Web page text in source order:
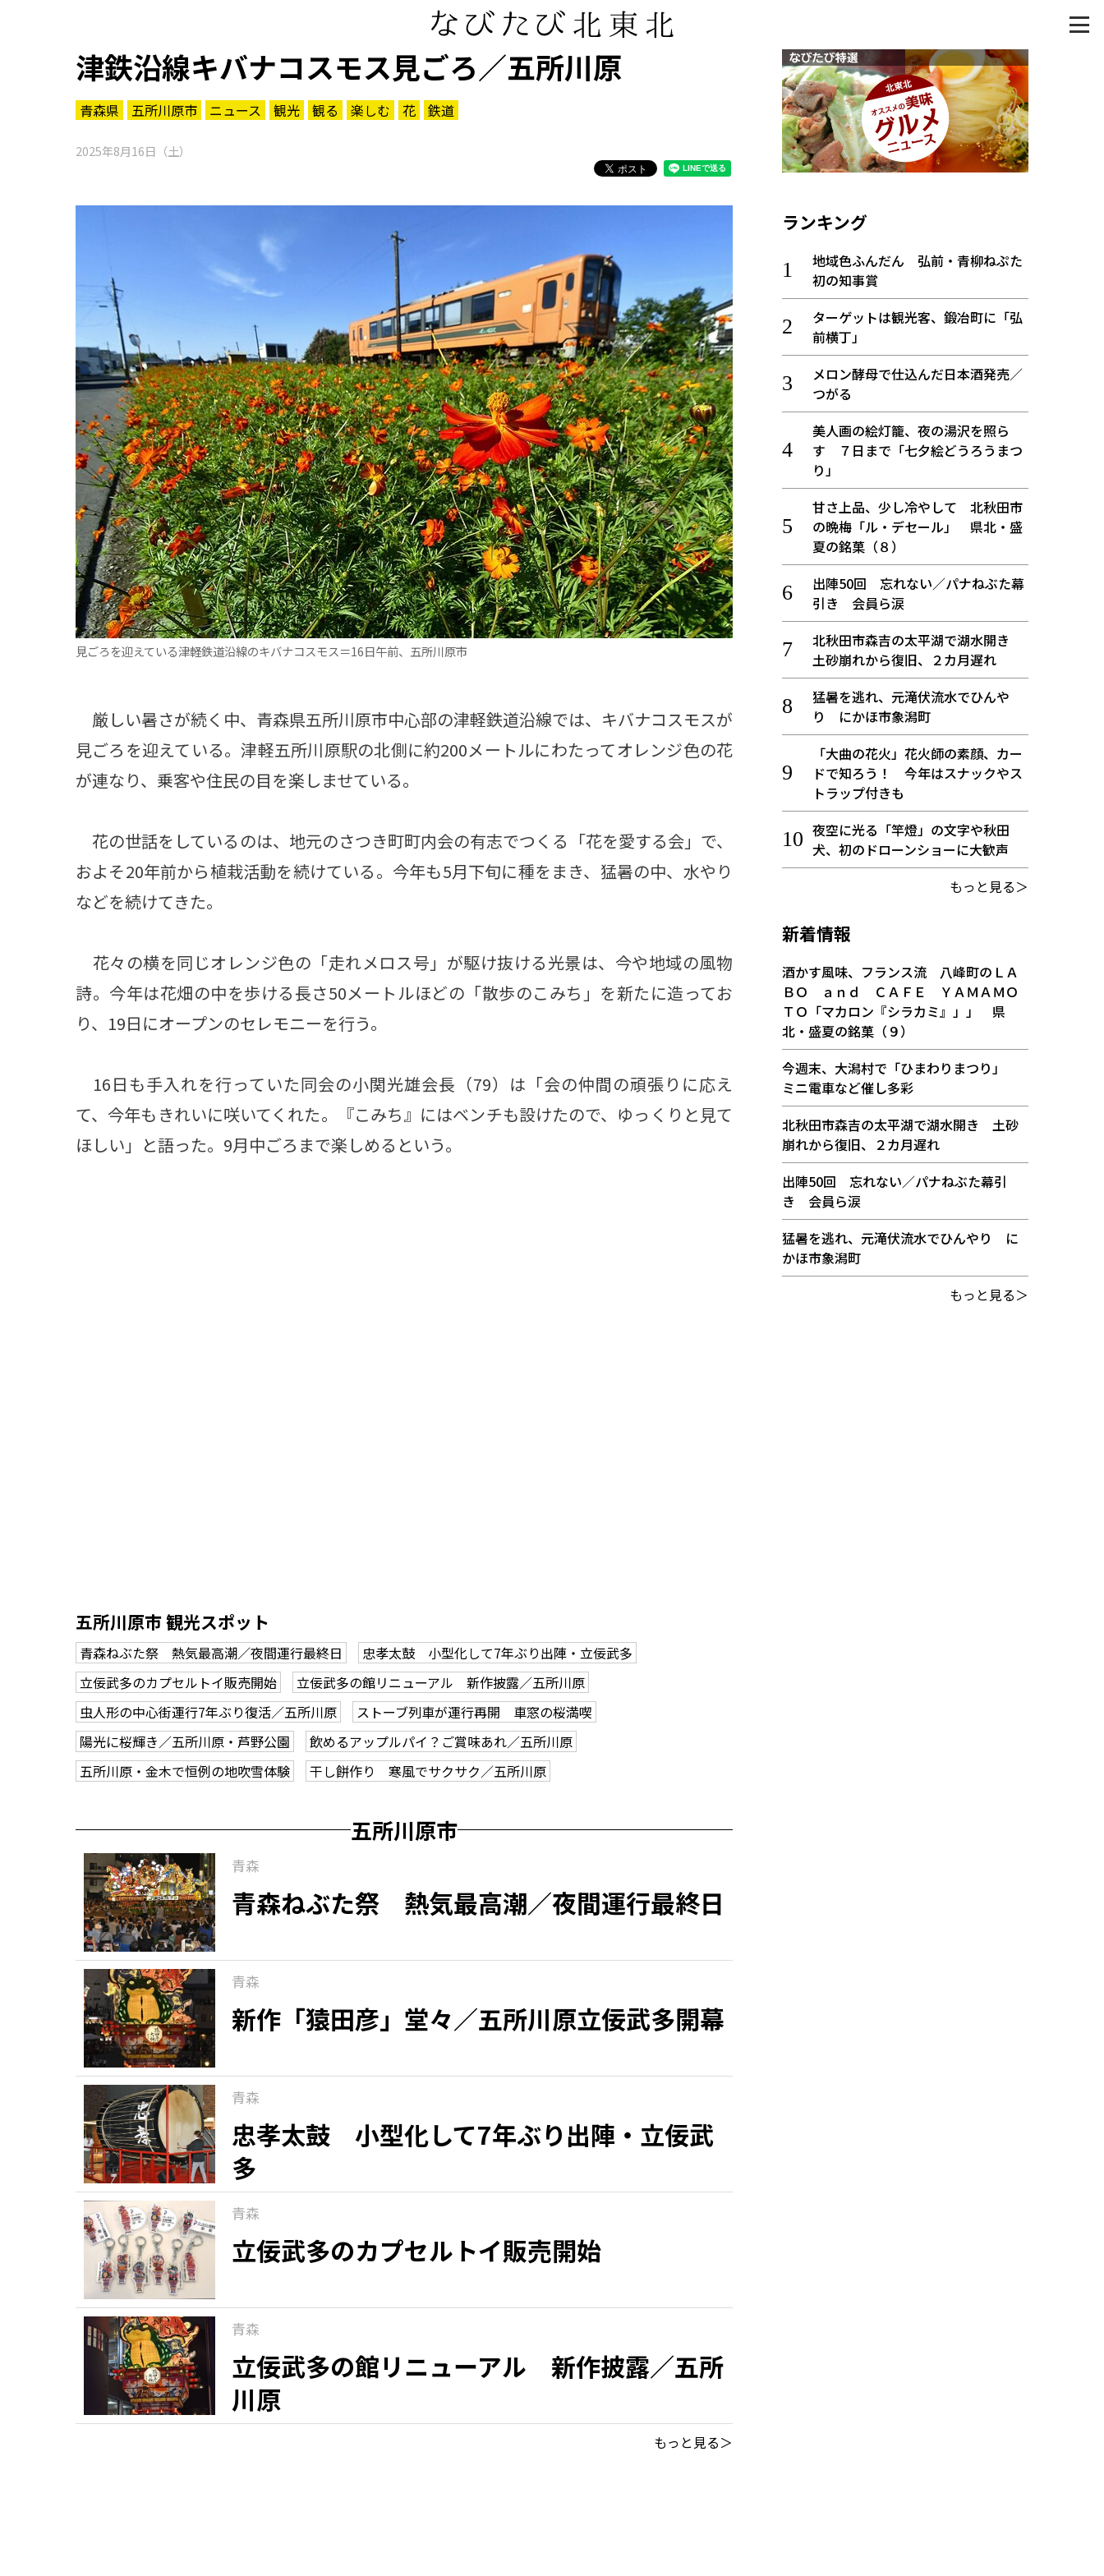
津鉄沿線キバナコスモス見ごろ／五所川原
青森県 五所川原市 ニュース 観光 観る 楽しむ 花 鉄道
2025年8月16日（土）
見ごろを迎えている津軽鉄道沿線のキバナコスモス＝16日午前、五所川原市
厳しい暑さが続く中、青森県五所川原市中心部の津軽鉄道沿線では、キバナコスモスが
見ごろを迎えている。津軽五所川原駅の北側に約200メートルにわたってオレンジ色の花
が連なり、乗客や住民の目を楽しませている。
花の世話をしているのは、地元のさつき町町内会の有志でつくる「花を愛する会」で、
およそ20年前から植栽活動を続けている。今年も5月下旬に種をまき、猛暑の中、水やり
などを続けてきた。
花々の横を同じオレンジ色の「走れメロス号」が駆け抜ける光景は、今や地域の風物
詩。今年は花畑の中を歩ける長さ50メートルほどの「散歩のこみち」を新たに造ってお
り、19日にオープンのセレモニーを行う。
16日も手入れを行っていた同会の小関光雄会長（79）は「会の仲間の頑張りに応え
て、今年もきれいに咲いてくれた。『こみち』にはベンチも設けたので、ゆっくりと見て
ほしい」と語った。9月中ごろまで楽しめるという。
五所川原市 観光スポット
青森ねぶた祭 熱気最高潮／夜間運行最終日
忠孝太鼓 小型化して7年ぶり出陣・立佞武多
立佞武多のカプセルトイ販売開始
立佞武多の館リニューアル 新作披露／五所川原
虫人形の中心街運行7年ぶり復活／五所川原
ストーブ列車が運行再開 車窓の桜満喫
陽光に桜輝き／五所川原・芦野公園
飲めるアップルパイ？ご賞味あれ／五所川原
五所川原・金木で恒例の地吹雪体験
干し餅作り 寒風でサクサク／五所川原
五所川原市
青森
青森ねぶた祭 熱気最高潮／夜間運行最終日
青森
新作「猿田彦」堂々／五所川原立佞武多開幕
青森
忠孝太鼓 小型化して7年ぶり出陣・立佞武
多
青森
立佞武多のカプセルトイ販売開始
青森
立佞武多の館リニューアル 新作披露／五所
川原
もっと見る＞
ランキング
地域色ふんだん 弘前・青柳ねぷた
初の知事賞
ターゲットは観光客、鍛冶町に「弘
前横丁」
メロン酵母で仕込んだ日本酒発売／
つがる
美人画の絵灯籠、夜の湯沢を照ら
す ７日まで「七夕絵どうろうまつ
り」
甘さ上品、少し冷やして 北秋田市
の晩梅「ル・デセール」 県北・盛
夏の銘菓（８）
出陣50回 忘れない／パナねぶた幕
引き 会員ら涙
北秋田市森吉の太平湖で湖水開き
土砂崩れから復旧、２カ月遅れ
猛暑を逃れ、元滝伏流水でひんや
り にかほ市象潟町
「大曲の花火」花火師の素顔、カー
ドで知ろう！ 今年はスナックやス
トラップ付きも
夜空に光る「竿燈」の文字や秋田
犬、初のドローンショーに大歓声
もっと見る＞
新着情報
酒かす風味、フランス流 八峰町のＬＡ
ＢＯ ａｎｄ ＣＡＦＥ ＹＡＭＡＭＯ
ＴＯ「マカロン『シラカミ』」」 県
北・盛夏の銘菓（９）
今週末、大潟村で「ひまわりまつり」
ミニ電車など催し多彩
北秋田市森吉の太平湖で湖水開き 土砂
崩れから復旧、２カ月遅れ
出陣50回 忘れない／パナねぶた幕引
き 会員ら涙
猛暑を逃れ、元滝伏流水でひんやり に
かほ市象潟町
もっと見る＞
パワースポット
まつり・イベント
おみやげ・特産
道の駅・産直
アウトドア・レジャー
ご当地グルメ